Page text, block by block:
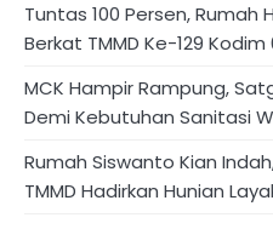
Tuntas 100 Persen, Rumah
Berkat TMMD Ke-129 Kodim
MCK Hampir Rampung,
Demi Kebutuhan Sanitasi
Rumah Siswanto Kian
TMMD Hadirkan Hunian